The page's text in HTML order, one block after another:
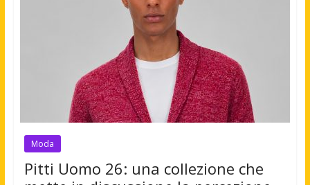
Moda
Pitti Uomo 26: una collezione che